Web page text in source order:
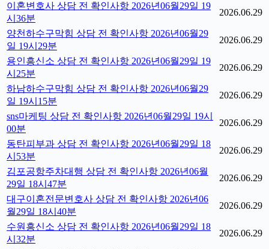
이혼변호사 상담 전 확인사항 2026년06월29일 19
시36분
2026.06.29
양천하수구막힘 상담 전 확인사항 2026년06월29
일 19시29분
2026.06.29
용인흥신소 상담 전 확인사항 2026년06월29일 19
시25분
2026.06.29
하남하수구막힘 상담 전 확인사항 2026년06월29
일 19시15분
2026.06.29
sns마케팅 상담 전 확인사항 2026년06월29일 19시
00분
2026.06.29
동탄피부과 상담 전 확인사항 2026년06월29일 18
시53분
2026.06.29
김포공항주차대행 상담 전 확인사항 2026년06월
29일 18시47분
2026.06.29
대구이혼전문변호사 상담 전 확인사항 2026년06
월29일 18시40분
2026.06.29
수원흥신소 상담 전 확인사항 2026년06월29일 18
시32분
2026.06.29